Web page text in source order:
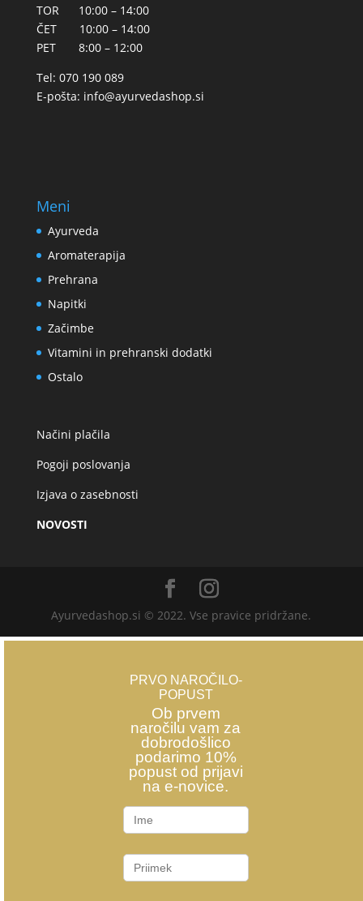
TOR 10:00 – 14:00
ČET 10:00 – 14:00
PET 8:00 – 12:00
Tel: 070 190 089
E-pošta: info@ayurvedashop.si
Meni
Ayurveda
Aromaterapija
Prehrana
Napitki
Začimbe
Vitamini in prehranski dodatki
Ostalo
Načini plačila
Pogoji poslovanja
Izjava o zasebnosti
NOVOSTI
Ayurvedashop.si © 2022. Vse pravice pridržane.
PRVO NAROČILO-
POPUST
Ob prvem
naročilu vam za
dobrodošlico
podarimo 10%
popust od prijavi
na e-novice.